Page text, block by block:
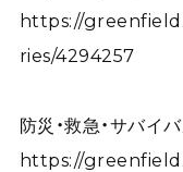
https://
ries/4294257
防災・救急・サバイ
https://